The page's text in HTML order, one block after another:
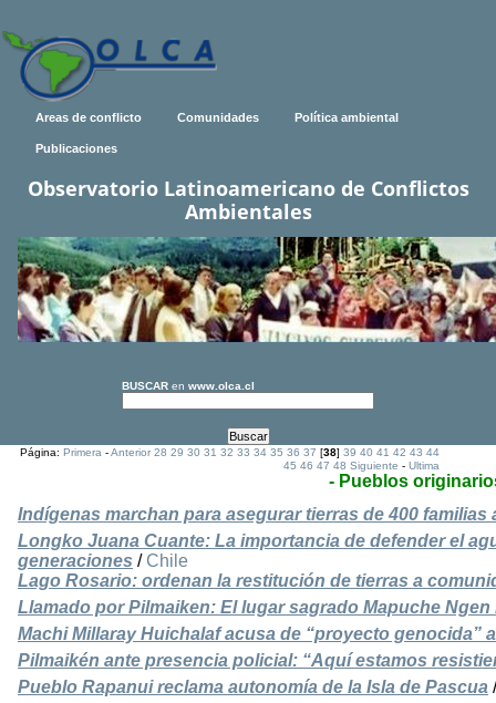
Areas de conflicto Comunidades Política ambiental
Publicaciones
Observatorio Latinoamericano de Conflictos
Ambientales
BUSCAR en www.olca.cl
Página:Primera -Anterior 28 29 30 31 32 33 34 35 36 37 [38]39 40 41 42 43 44
45 46 47 48 Siguiente -Ultima
- Pueblos
Indígenas marchan para asegurar tierras de 400 familias
Longko Juana Cuante: La importancia de defender el
generaciones / Chile
Lago Rosario: ordenan la restitución de tierras a
Llamado por Pilmaiken: El lugar sagrado Mapuche
Machi Millaray Huichalaf acusa de “proyecto genocida”
Pilmaikén ante presencia policial: “Aquí estamos
Pueblo Rapanui reclama autonomía de la Isla de Pascua